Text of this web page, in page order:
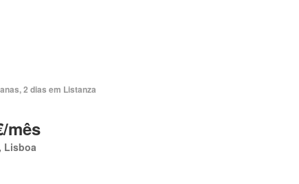
2 dias em Listanza
mês
Lisboa